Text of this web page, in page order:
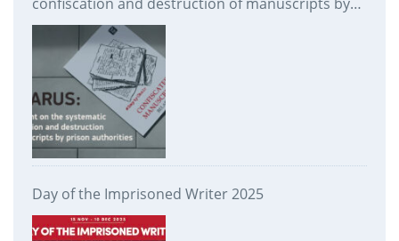
prison authorities
Day of the Imprisoned Writer 2025